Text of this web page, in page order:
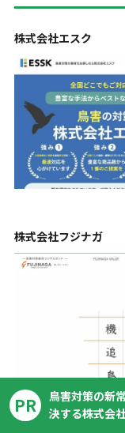
株式会社エスク
株式会社フジナガ
PR
鳥害対策の新
決する株式会